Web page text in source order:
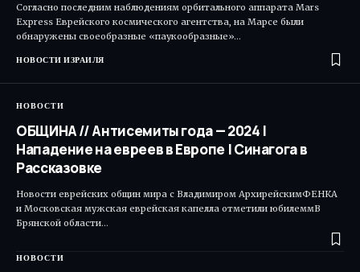
Согласно последним наблюдениям орбитального аппарата Mars
Express Еврейского космического агентства, на Марсе были
обнаружены своеобразные «паукообразные»…
НОВОСТИ ИЗРАИЛЯ
НОВОСТИ
ОБЩИНА // Антисемиты года — 2024 |
Нападение на евреев в Европе | Синагога в
Рассказовке
Новости еврейских общин мира с Владимиром АрхирейскимФЕНКА
и Московская мужская еврейская капелла отметили юбилеммВ
Брянской области…
НОВОСТИ